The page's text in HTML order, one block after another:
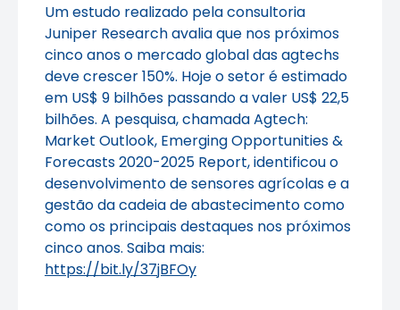
Um estudo realizado pela consultoria
Juniper Research avalia que nos próximos
cinco anos o mercado global das agtechs
deve crescer 150%. Hoje o setor é estimado
em US$ 9 bilhões passando a valer US$ 22,5
bilhões. A pesquisa, chamada Agtech:
Market Outlook, Emerging Opportunities &
Forecasts 2020-2025 Report, identificou o
desenvolvimento de sensores agrícolas e a
gestão da cadeia de abastecimento como
como os principais destaques nos próximos
cinco anos. Saiba mais:
https://bit.ly/37jBFOy